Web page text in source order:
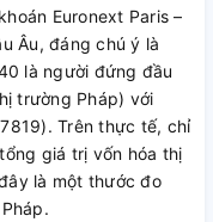
Euronext Paris –
Âu, đáng chú ý là
là người đứng đầu
trường Pháp) với
Trên thực tế, chỉ
giá trị vốn hóa thị
là một thước đo